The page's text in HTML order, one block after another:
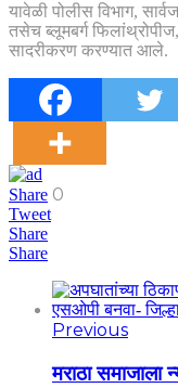
यावेळी पोलीस विभाग,
तसेच ब्लूमबर्ग
सादरीकरण करण्यात आले.
Share 0
Tweet
Share
Share
Previous
मराठा समाजाला